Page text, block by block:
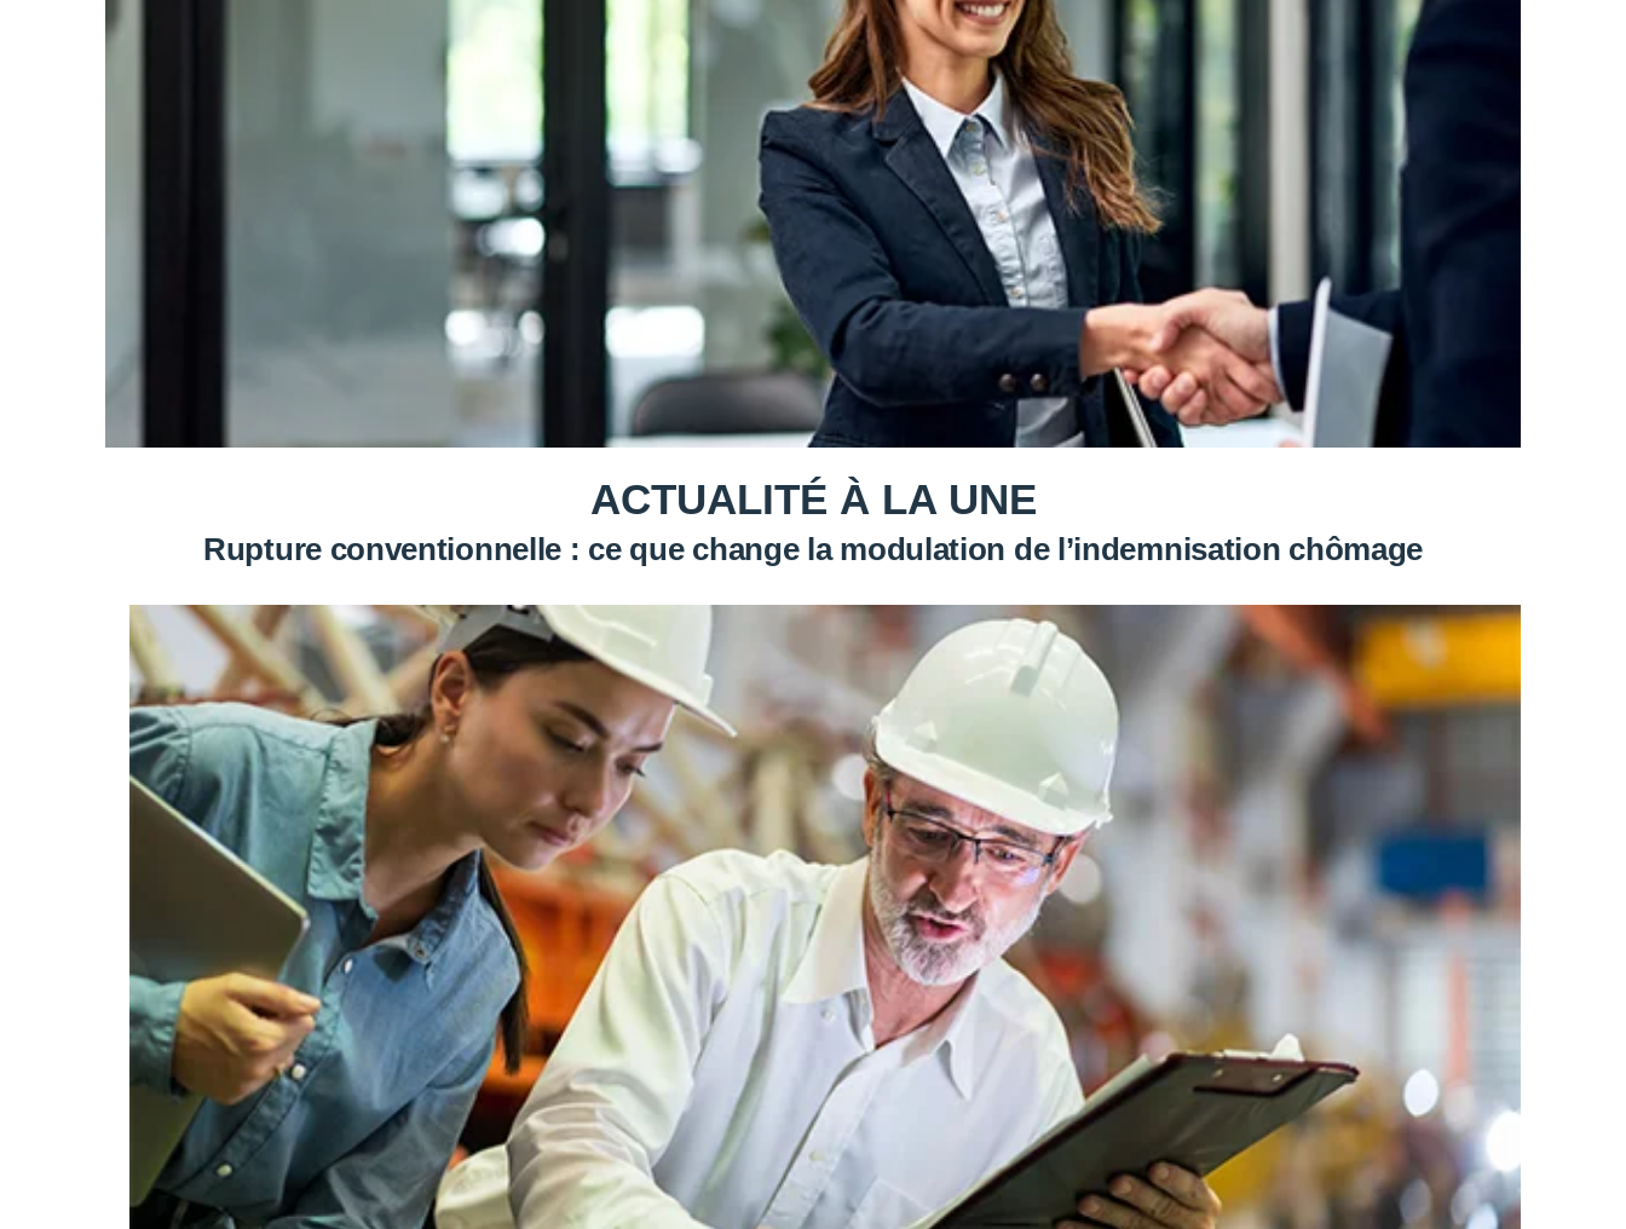
ACTUALITÉ À LA UNE
Rupture conventionnelle : ce que change la modulation de l’indemnisation chômage